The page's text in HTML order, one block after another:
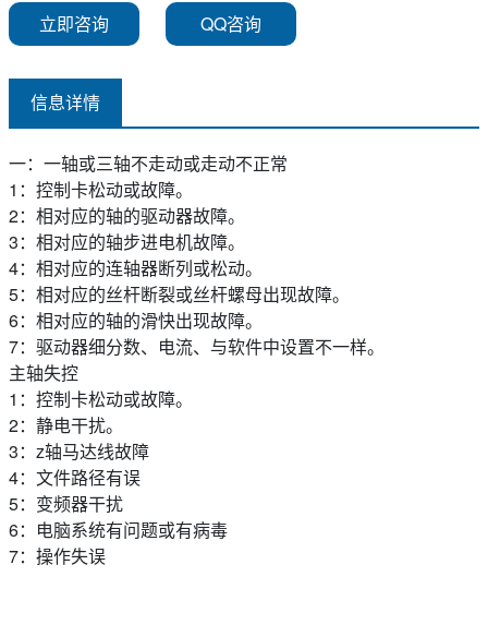
立即咨询 QQ咨询
信息详情
一：一轴或三轴不走动或走动不正常
1：控制卡松动或故障。
2：相对应的轴的驱动器故障。
3：相对应的轴步进电机故障。
4：相对应的连轴器断列或松动。
5：相对应的丝杆断裂或丝杆螺母出现故障。
6：相对应的轴的滑快出现故障。
7：驱动器细分数、电流、与软件中设置不一样。
主轴失控
1：控制卡松动或故障。
2：静电干扰。
3：z轴马达线故障
4：文件路径有误
5：变频器干扰
6：电脑系统有问题或有病毒
7：操作失误